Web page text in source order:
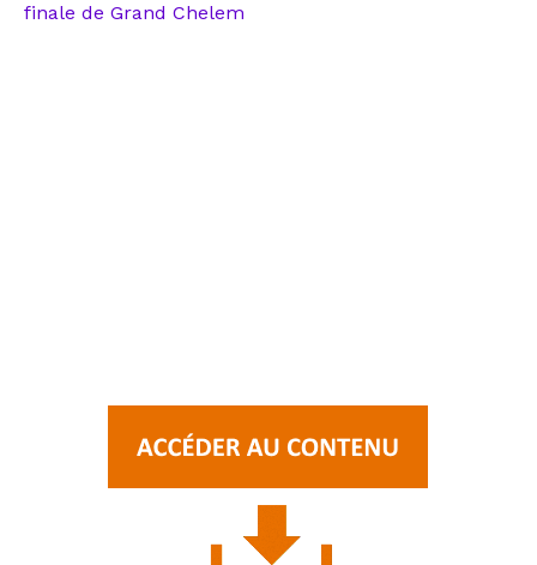
finale de Grand Chelem